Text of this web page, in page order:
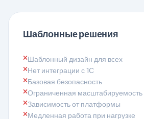
Шаблонные решения
Шаблонный дизайн для всех
Нет интеграции с 1С
Базовая безопасность
Ограниченная масштабируемость
Зависимость от платформы
Медленная работа при нагрузке